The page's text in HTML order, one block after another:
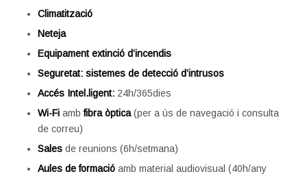
Climatització
Neteja
Equipament extinció d’incendis
Seguretat: sistemes de detecció d’intrusos
Accés Intel.ligent:24h/365dies
Wi-Fiambfibra òptica(per a ús de navegació i consulta
de correu)
Salesde reunions (6h/setmana)
Aules de formacióamb material audiovisual (40h/any